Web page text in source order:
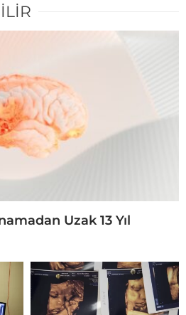
Uzak 13 Yıl